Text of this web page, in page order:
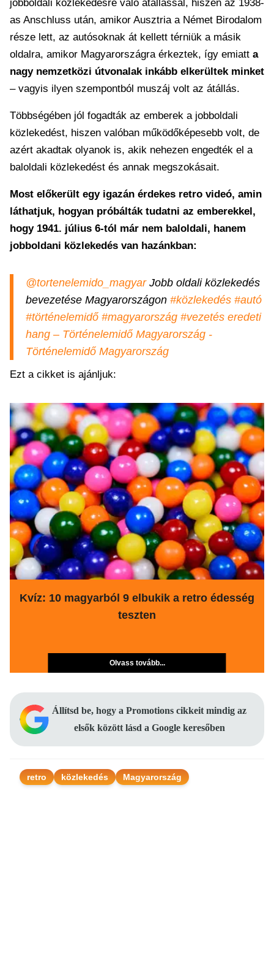
jobboldali közlekedésre való átállással, hiszen az 1938-
as Anschluss után, amikor Ausztria a Német Birodalom
része lett, az autósoknak át kellett térniük a másik
oldalra, amikor Magyarországra érkeztek, így emiatt a
nagy nemzetközi útvonalak inkább elkerültek minket
– vagyis ilyen szempontból muszáj volt az átállás.
Többségében jól fogadták az emberek a jobboldali
közlekedést, hiszen valóban működőképesebb volt, de
azért akadtak olyanok is, akik nehezen engedték el a
baloldali közlekedést és annak megszokásait.
Most előkerült egy igazán érdekes retro videó, amin
láthatjuk, hogyan próbálták tudatni az emberekkel,
hogy 1941. július 6-tól már nem baloldali, hanem
jobboldani közlekedés van hazánkban:
@tortenelemido_magyarJobb oldali közlekedés
bevezetése Magyarországon #közlekedés #autó
#történelemidő #magyarország #vezetés eredeti
hang – Történelemidő Magyarország -
Történelemidő Magyarország
Ezt a cikket is ajánljuk:
Kvíz: 10 magyarból 9 elbukik a retro édesség
teszten
Olvass tovább...
Állítsd be, hogy a Promotions cikkeit mindig az
elsők között lásd a Google keresőben
retro közlekedés Magyarország